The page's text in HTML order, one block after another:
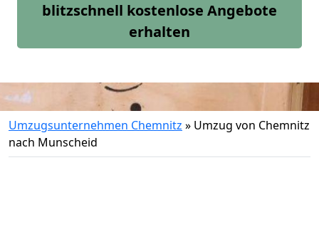
blitzschnell kostenlose Angebote
erhalten
Umzugsunternehmen Chemnitz » Umzug von Chemnitz
nach Munscheid